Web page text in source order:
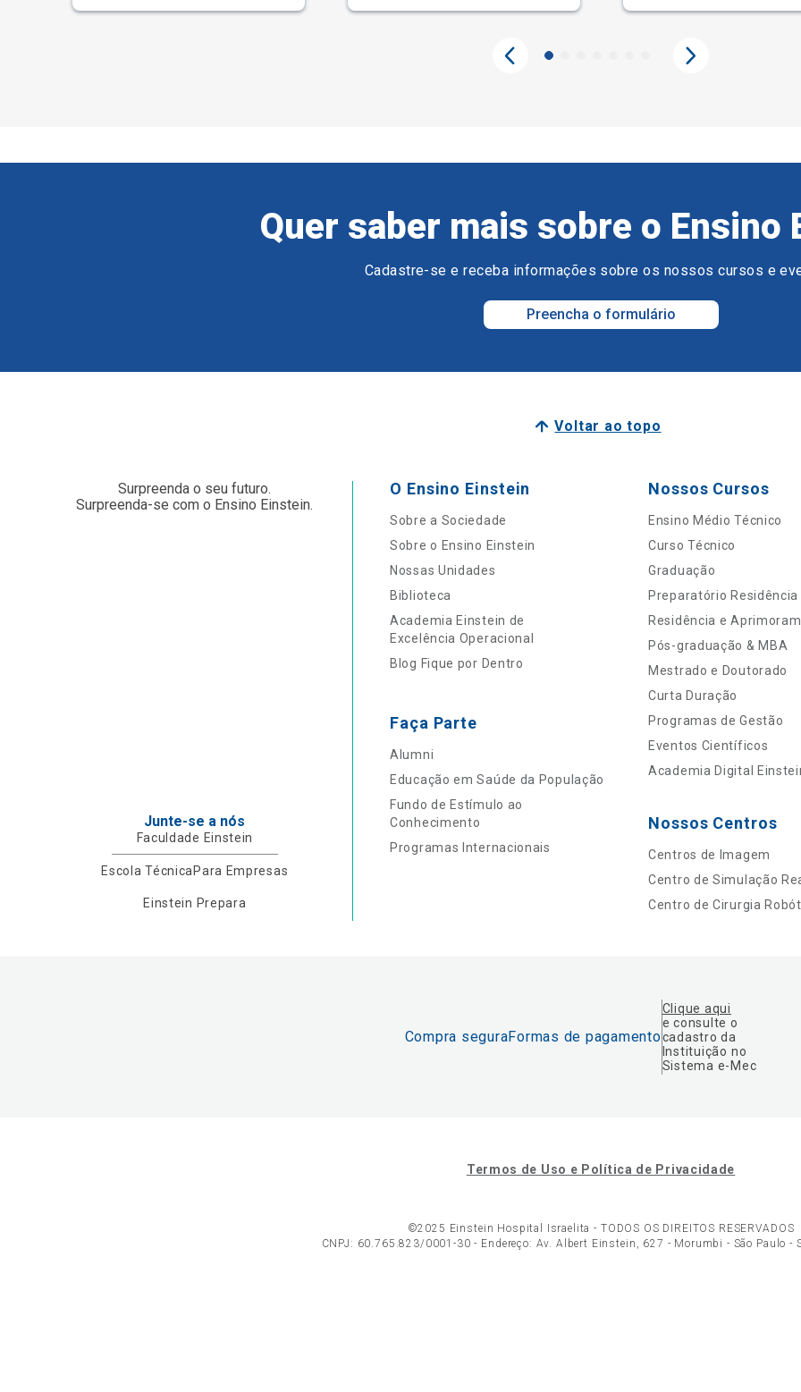
Quer saber mais sobre o Ensino
Cadastre-se e receba informações sobre os nossos cursos e
Preencha o formulário
Voltar ao topo
Surpreenda o seu futuro.
Surpreenda-se com o Ensino Einstein.
Junte-se a nós
Faculdade Einstein
Escola TécnicaPara Empresas
Einstein Prepara
O Ensino Einstein
Sobre a Sociedade
Sobre o Ensino Einstein
Nossas Unidades
Biblioteca
Academia Einstein de
Excelência Operacional
Blog Fique por Dentro
Faça Parte
Alumni
Educação em Saúde da População
Fundo de Estímulo ao
Conhecimento
Programas Internacionais
Nossos Cursos
Ensino Médio Técnico
Curso Técnico
Graduação
Preparatório Residência
Residência e
Pós-graduação & MBA
Mestrado e Doutorado
Curta Duração
Programas de Gestão
Eventos Científicos
Academia Digital
Nossos Centros
Centros de Imagem
Centro de Simulação
Centro de Cirurgia
Compra seguraFormas de pagamento
Clique aqui
e consulte o
cadastro da
Instituição no
Sistema e-Mec
Termos de Uso e Política de Privacidade
©2025 Einstein Hospital Israelita - TODOS OS DIREITOS RESERVADOS
CNPJ: 60.765.823/0001-30 - Endereço: Av. Albert Einstein, 627 - Morumbi - São Paulo -